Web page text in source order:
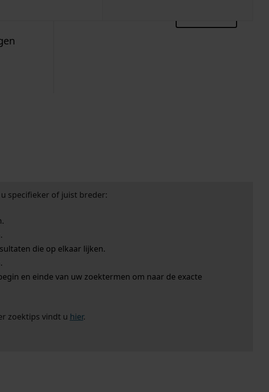
specifieker of juist breder:
die op elkaar lijken.
en einde van uw zoektermen om naar de exacte
zoektips vindt u hier.